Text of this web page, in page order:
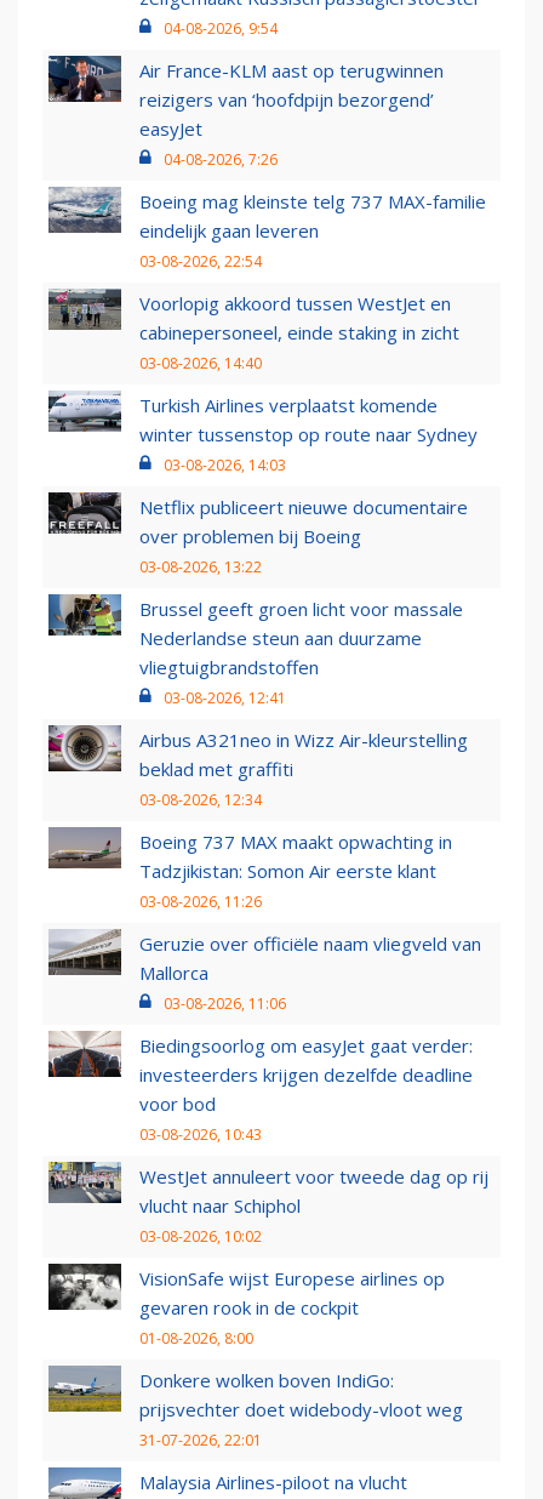
04-08-2026, 9:54
Air France-KLM aast op terugwinnen
reizigers van ‘hoofdpijn bezorgend’
easyJet
04-08-2026, 7:26
Boeing mag kleinste telg 737 MAX-familie
eindelijk gaan leveren
03-08-2026, 22:54
Voorlopig akkoord tussen WestJet en
cabinepersoneel, einde staking in zicht
03-08-2026, 14:40
Turkish Airlines verplaatst komende
winter tussenstop op route naar Sydney
03-08-2026, 14:03
Netflix publiceert nieuwe documentaire
over problemen bij Boeing
03-08-2026, 13:22
Brussel geeft groen licht voor massale
Nederlandse steun aan duurzame
vliegtuigbrandstoffen
03-08-2026, 12:41
Airbus A321neo in Wizz Air-kleurstelling
beklad met graffiti
03-08-2026, 12:34
Boeing 737 MAX maakt opwachting in
Tadzjikistan: Somon Air eerste klant
03-08-2026, 11:26
Geruzie over officiële naam vliegveld van
Mallorca
03-08-2026, 11:06
Biedingsoorlog om easyJet gaat verder:
investeerders krijgen dezelfde deadline
voor bod
03-08-2026, 10:43
WestJet annuleert voor tweede dag op rij
vlucht naar Schiphol
03-08-2026, 10:02
VisionSafe wijst Europese airlines op
gevaren rook in de cockpit
01-08-2026, 8:00
Donkere wolken boven IndiGo:
prijsvechter doet widebody-vloot weg
31-07-2026, 22:01
Malaysia Airlines-piloot na vlucht